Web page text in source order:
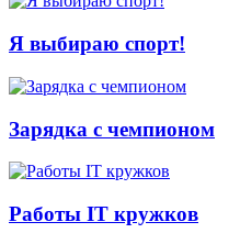
Я выбираю спорт!
Зарядка с чемпионом
Работы IT кружков